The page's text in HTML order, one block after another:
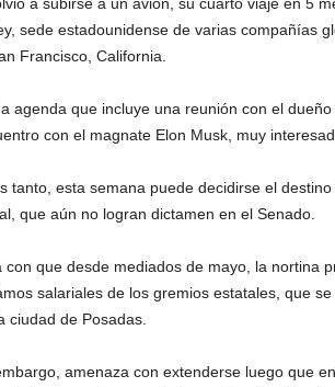
sede estadounidense de varias compañías
Francisco, California.
agenda que incluye una reunión con el
con el magnate Elon Musk, muy
tanto, esta semana puede decidirse el
que aún no logran dictamen en el Senado.
con que desde mediados de mayo, la nortina
salariales de los gremios estatales, que
ciudad de Posadas.
amenaza con extenderse luego que